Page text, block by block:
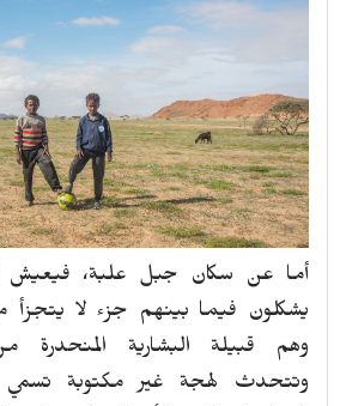
أما عن سكان جبل علبة، فيعيش
يشكلون فيما بينهم جزء لا يتجزأ
وهم قبيلة البشارية
وتتحدث لهجة غير مكتوبة تسمي